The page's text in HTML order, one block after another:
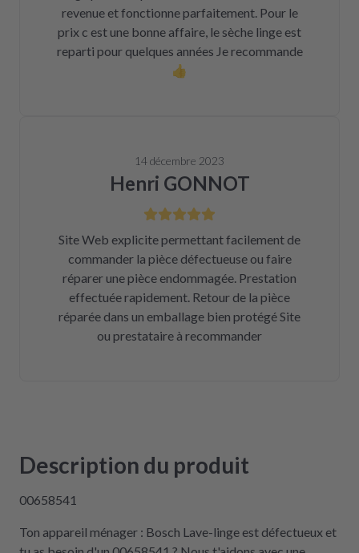
revenue et fonctionne parfaitement. Pour le
prix c est une bonne affaire, le sèche linge est
reparti pour quelques années Je recommande
👍
14 décembre 2023
Henri GONNOT
Site Web explicite permettant facilement de
commander la pièce défectueuse ou faire
réparer une pièce endommagée. Prestation
effectuée rapidement. Retour de la pièce
réparée dans un emballage bien protégé Site
ou prestataire à recommander
Description du produit
00658541
Ton appareil ménager : Bosch Lave-linge est défectueux et